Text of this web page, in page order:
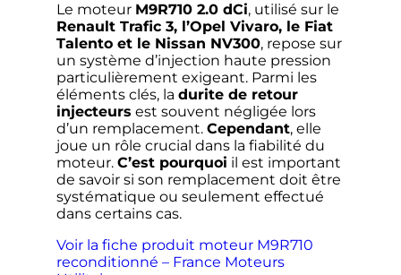
Le moteur M9R710 2.0 dCi, utilisé sur le
Renault Trafic 3, l’Opel Vivaro, le Fiat
Talento et le Nissan NV300, repose sur
un système d’injection haute pression
particulièrement exigeant. Parmi les
éléments clés, la durite de retour
injecteurs est souvent négligée lors
d’un remplacement. Cependant, elle
joue un rôle crucial dans la fiabilité du
moteur. C’est pourquoi il est important
de savoir si son remplacement doit être
systématique ou seulement effectué
dans certains cas.
Voir la fiche produit moteur M9R710
reconditionné – France Moteurs